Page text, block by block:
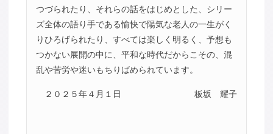
つづられたり、それらの話をはじめとした、シリー
ズ全体の語り手である愉快で陽気な老人の一生がく
りひろげられたり、すべては楽しく明るく、予想も
つかない展開の中に、平和な時代だからこその、混
乱や苦労や迷いもちりばめられています。
２０２５年４月１日 板坂 耀子